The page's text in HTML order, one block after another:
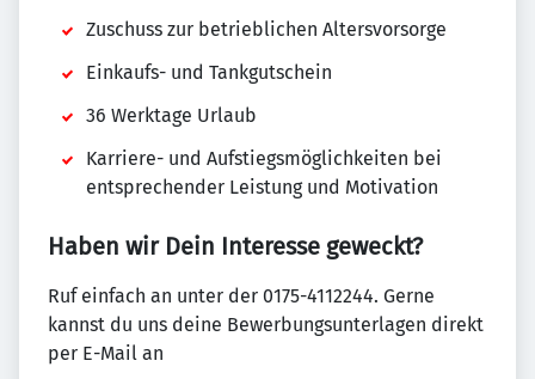
Zuschuss zur betrieblichen Altersvorsorge
Einkaufs- und Tankgutschein
36 Werktage Urlaub
Karriere- und Aufstiegsmöglichkeiten bei
entsprechender Leistung und Motivation
Haben wir Dein Interesse geweckt?
Ruf einfach an unter der 0175-4112244. Gerne
kannst du uns deine Bewerbungsunterlagen direkt
per E-Mail an